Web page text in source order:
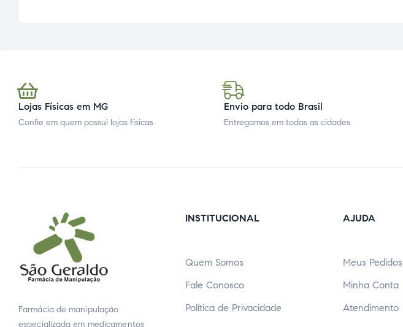
Lojas Físicas em MG
Confie em quem possui lojas físicas
Envio para todo Brasil
Entregamos em todas as cidades
Farmácia de manipulação
especializada em medicamentos
INSTITUCIONAL
Quem Somos
Fale Conosco
Política de Privacidade
AJUDA
Meus Pedidos
Minha Conta
Atendimento